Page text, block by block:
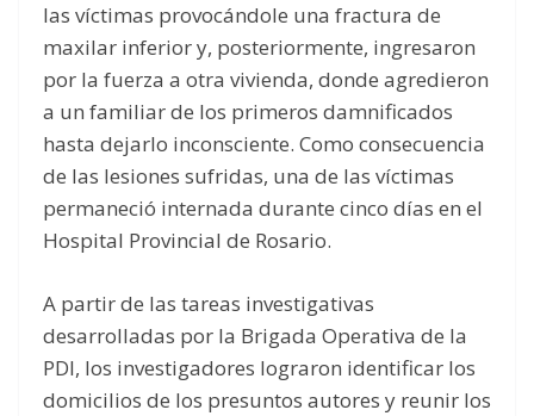
las víctimas provocándole una fractura de
maxilar inferior y, posteriormente, ingresaron
por la fuerza a otra vivienda, donde agredieron
a un familiar de los primeros damnificados
hasta dejarlo inconsciente. Como consecuencia
de las lesiones sufridas, una de las víctimas
permaneció internada durante cinco días en el
Hospital Provincial de Rosario.
A partir de las tareas investigativas
desarrolladas por la Brigada Operativa de la
PDI, los investigadores lograron identificar los
domicilios de los presuntos autores y reunir los